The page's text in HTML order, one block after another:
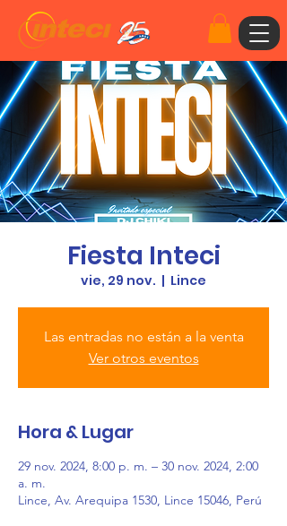
Fiesta Inteci
vie, 29 nov.
  |
Lince
Las entradas no están a la venta
Ver otros eventos
Hora & Lugar
29 nov. 2024, 8:00 p. m. – 30 nov. 2024, 2:00
a. m.
Lince, Av. Arequipa 1530, Lince 15046, Perú